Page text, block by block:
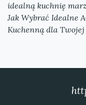
idealną kuchnię
Jak Wybrać Idealne
Kuchenną dla